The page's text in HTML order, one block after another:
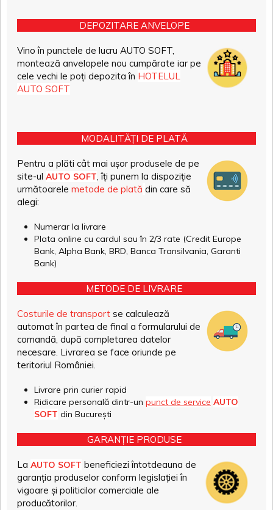
DEPOZITARE ANVELOPE
Vino în punctele de lucru AUTO SOFT,
montează anvelopele nou cumpărate iar pe
cele vechi le poți depozita în HOTELUL
AUTO SOFT
MODALITĂȚI DE PLATĂ
Pentru a plăti cât mai ușor produsele de pe
site-ul AUTO SOFT, îți punem la dispoziție
următoarele metode de plată din care să
alegi:
Numerar la livrare
Plata online cu cardul sau în 2/3 rate (Credit Europe
Bank, Alpha Bank, BRD, Banca Transilvania, Garanti
Bank)
METODE DE LIVRARE
Costurile de transport se calculează
automat în partea de final a formularului de
comandă, după completarea datelor
necesare. Livrarea se face oriunde pe
teritoriul României.
Livrare prin curier rapid
Ridicare personală dintr-un punct de service AUTO
SOFT din București
GARANȚIE PRODUSE
La AUTO SOFT beneficiezi întotdeauna de
garanția produselor conform legislației în
vigoare și politicilor comerciale ale
producătorilor.